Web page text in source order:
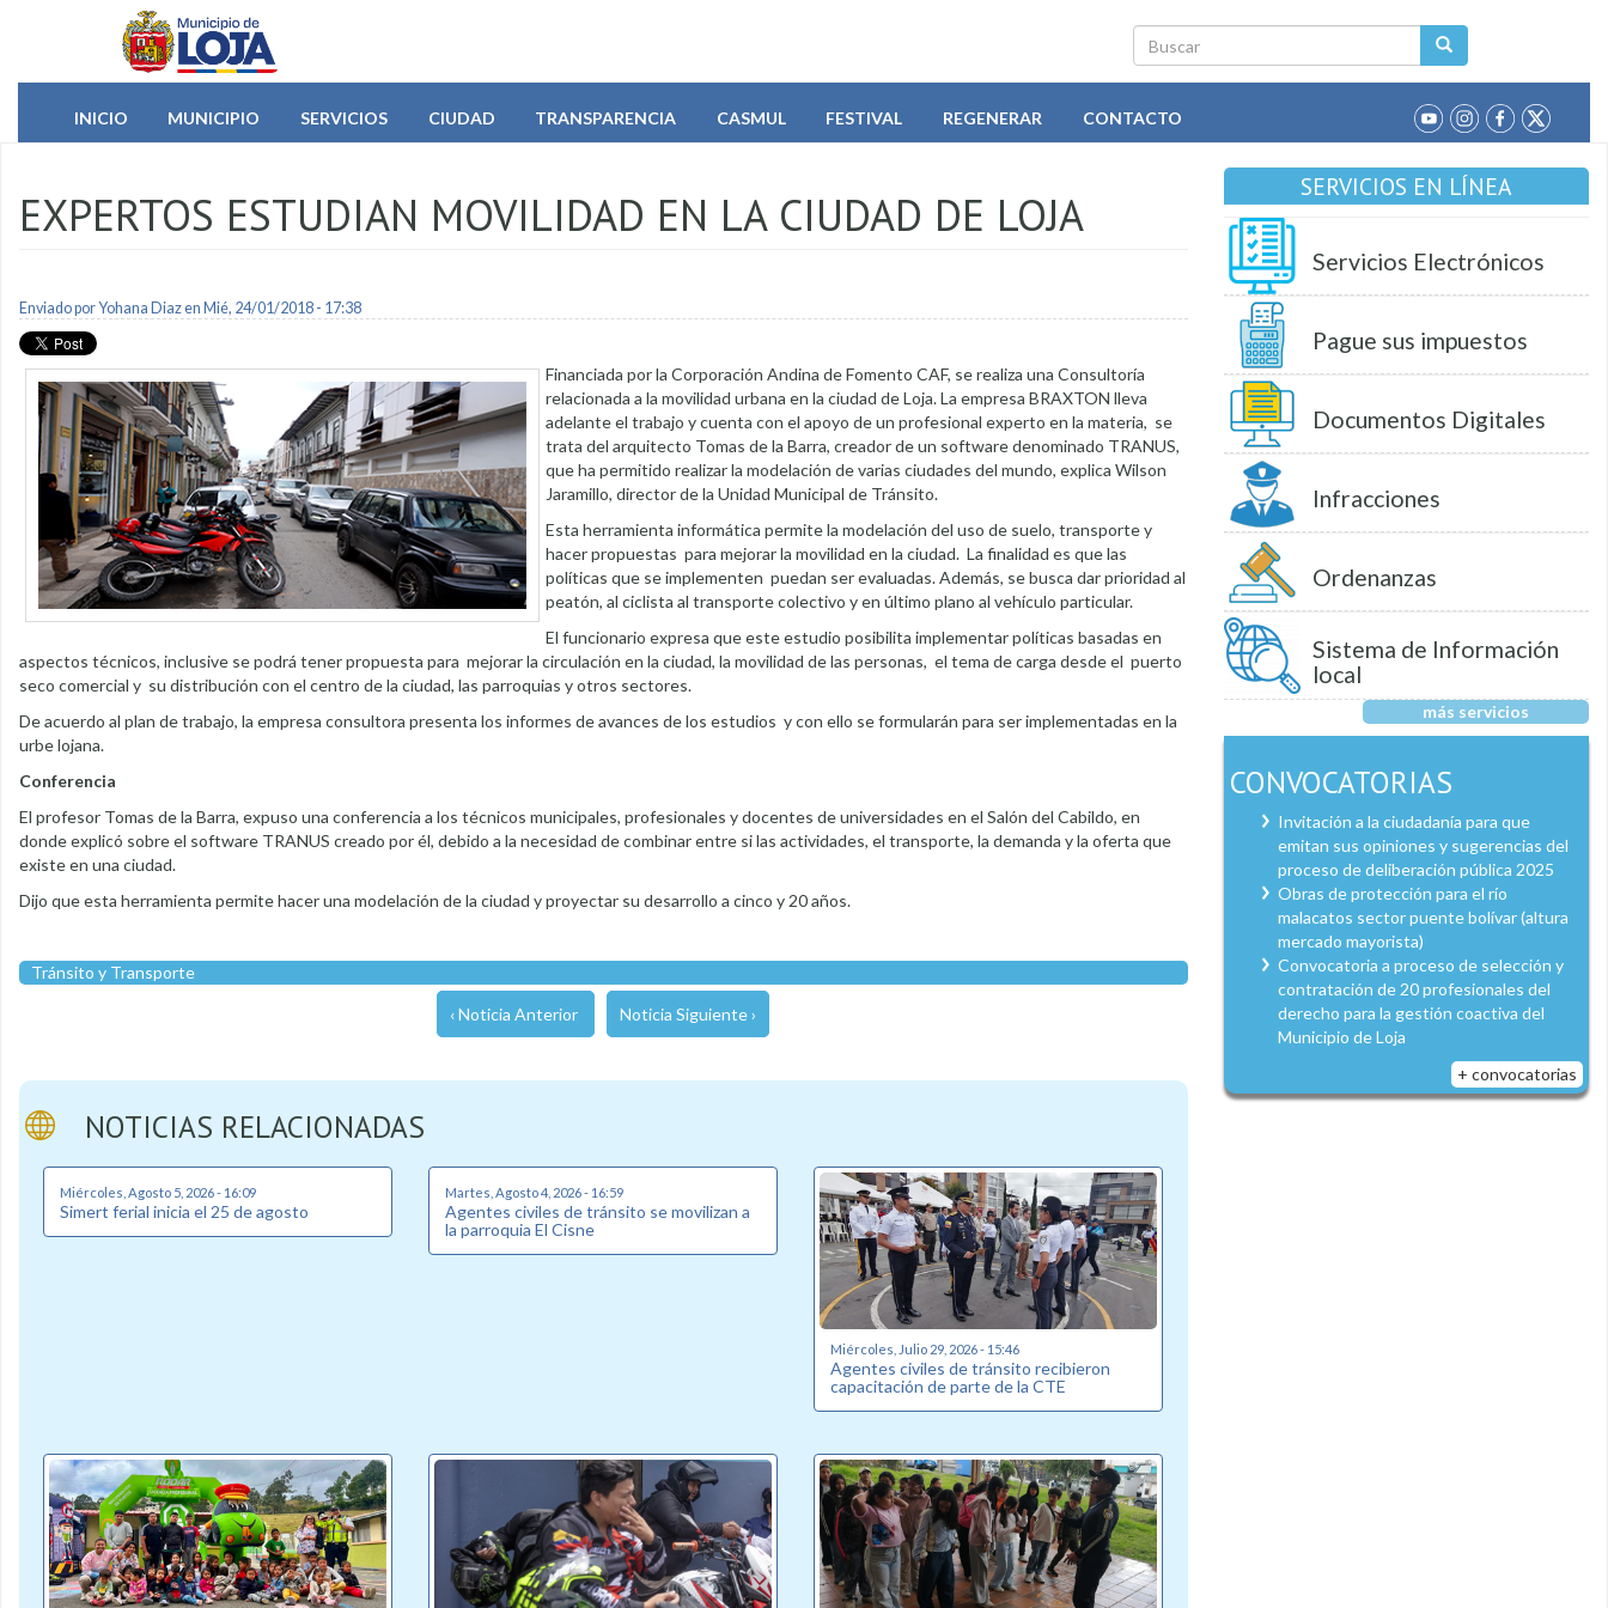
Pasar al contenido principal
Buscar
INICIO
MUNICIPIO SERVICIOS CIUDAD TRANSPARENCIA CASMUL FESTIVAL REGENERAR CONTACTO
EXPERTOS ESTUDIAN MOVILIDAD EN LA CIUDAD DE LOJA
Enviado porYohana Diazen Mié, 24/01/2018 - 17:38
Financiada por la Corporación Andina de Fomento CAF, se realiza una Consultoría
relacionada a la movilidad urbana en la ciudad de Loja. La empresa BRAXTON lleva
adelante el trabajo y cuenta con el apoyo de un profesional experto en la materia, se
trata del arquitecto Tomas de la Barra, creador de un software denominado TRANUS,
que ha permitido realizar la modelación de varias ciudades del mundo, explica Wilson
Jaramillo, director de la Unidad Municipal de Tránsito.
Esta herramienta informática permite la modelación del uso de suelo, transporte y
hacer propuestas para mejorar la movilidad en la ciudad. La finalidad es que las
políticas que se implementen puedan ser evaluadas. Además, se busca dar prioridad al
peatón, al ciclista al transporte colectivo y en último plano al vehículo particular.
El funcionario expresa que este estudio posibilita implementar políticas basadas en
aspectos técnicos, inclusive se podrá tener propuesta para mejorar la circulación en la ciudad, la movilidad de las personas, el tema de carga desde el puerto
seco comercial y su distribución con el centro de la ciudad, las parroquias y otros sectores.
De acuerdo al plan de trabajo, la empresa consultora presenta los informes de avances de los estudios y con ello se formularán para ser implementadas en la
urbe lojana.
Conferencia
El profesor Tomas de la Barra, expuso una conferencia a los técnicos municipales, profesionales y docentes de universidades en el Salón del Cabildo, en
donde explicó sobre el software TRANUS creado por él, debido a la necesidad de combinar entre si las actividades, el transporte, la demanda y la oferta que
existe en una ciudad.
Dijo que esta herramienta permite hacer una modelación de la ciudad y proyectar su desarrollo a cinco y 20 años.
Tránsito y Transporte
‹ Noticia Anterior Noticia Siguiente ›
NOTICIAS RELACIONADAS
Miércoles, Agosto 5, 2026 - 16:09
Simert ferial inicia el 25 de agosto
Martes, Agosto 4, 2026 - 16:59
Agentes civiles de tránsito se movilizan a
la parroquia El Cisne
Miércoles, Julio 29, 2026 - 15:46
Agentes civiles de tránsito recibieron
capacitación de parte de la CTE
SERVICIOS EN LÍNEA
Servicios Electrónicos
Pague sus impuestos
Documentos Digitales
Infracciones
Ordenanzas
Sistema de Información
local
más servicios
CONVOCATORIAS
Invitación a la ciudadanía para que
emitan sus opiniones y sugerencias del
proceso de deliberación pública 2025
Obras de protección para el río
malacatos sector puente bolívar (altura
mercado mayorista)
Convocatoria a proceso de selección y
contratación de 20 profesionales del
derecho para la gestión coactiva del
Municipio de Loja
+ convocatorias